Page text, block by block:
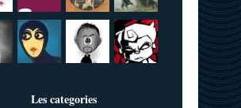
Les categories